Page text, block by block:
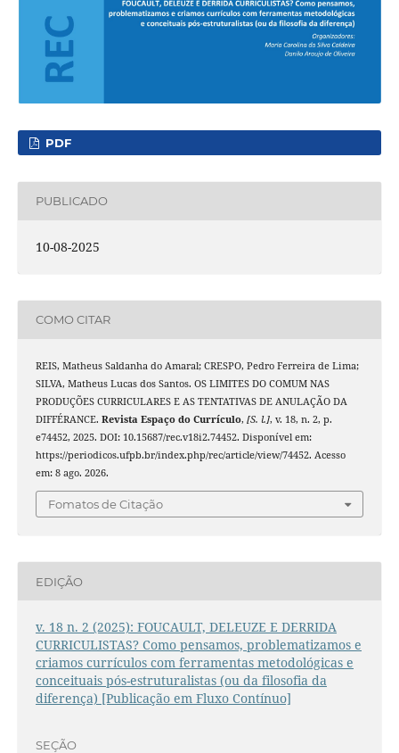
PDF
PUBLICADO
10-08-2025
COMO CITAR
REIS, Matheus Saldanha do Amaral; CRESPO, Pedro Ferreira de Lima;
SILVA, Matheus Lucas dos Santos. OS LIMITES DO COMUM NAS
PRODUÇÕES CURRICULARES E AS TENTATIVAS DE ANULAÇÃO DA
DIFFÉRANCE. Revista Espaço do Currículo, [S. l.], v. 18, n. 2, p.
e74452, 2025. DOI: 10.15687/rec.v18i2.74452. Disponível em:
https://periodicos.ufpb.br/index.php/rec/article/view/74452. Acesso
em: 8 ago. 2026.
Fomatos de Citação
EDIÇÃO
v. 18 n. 2 (2025): FOUCAULT, DELEUZE E DERRIDA
CURRICULISTAS? Como pensamos, problematizamos e
criamos currículos com ferramentas metodológicas e
conceituais pós-estruturalistas (ou da filosofia da
diferença) [Publicação em Fluxo Contínuo]
SEÇÃO